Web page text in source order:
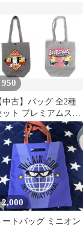
950
中古】バッグ 全2種
ット プレミアムスウ
ットトートバッグ
怪盗グルーのミニオ
超変身」
2,000
ートバッグ ミニオン